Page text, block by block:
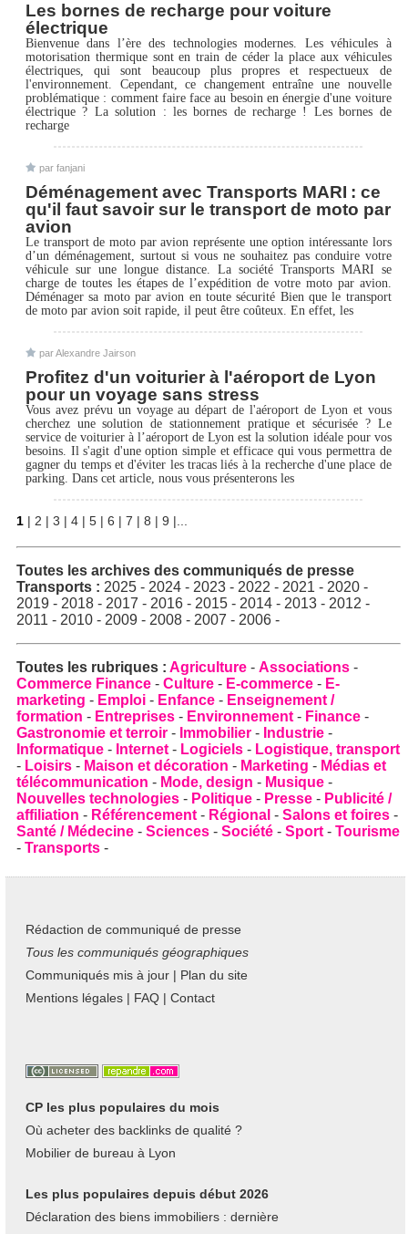
Les bornes de recharge pour voiture
électrique
Bienvenue dans l’ère des technologies modernes. Les véhicules à
motorisation thermique sont en train de céder la place aux véhicules
électriques, qui sont beaucoup plus propres et respectueux de
l'environnement. Cependant, ce changement entraîne une nouvelle
problématique : comment faire face au besoin en énergie d'une voiture
électrique ? La solution : les bornes de recharge ! Les bornes de
recharge
par fanjani
Déménagement avec Transports MARI : ce
qu'il faut savoir sur le transport de moto par
avion
Le transport de moto par avion représente une option intéressante lors
d’un déménagement, surtout si vous ne souhaitez pas conduire votre
véhicule sur une longue distance. La société Transports MARI se
charge de toutes les étapes de l’expédition de votre moto par avion.
Déménager sa moto par avion en toute sécurité Bien que le transport
de moto par avion soit rapide, il peut être coûteux. En effet, les
par Alexandre Jairson
Profitez d'un voiturier à l'aéroport de Lyon
pour un voyage sans stress
Vous avez prévu un voyage au départ de l'aéroport de Lyon et vous
cherchez une solution de stationnement pratique et sécurisée ? Le
service de voiturier à l’aéroport de Lyon est la solution idéale pour vos
besoins. Il s'agit d'une option simple et efficace qui vous permettra de
gagner du temps et d'éviter les tracas liés à la recherche d'une place de
parking. Dans cet article, nous vous présenterons les
1 | 2 | 3 | 4 | 5 | 6 | 7 | 8 | 9 |...
Toutes les archives des communiqués de presse
Transports : 2025 - 2024 - 2023 - 2022 - 2021 - 2020 -
2019 - 2018 - 2017 - 2016 - 2015 - 2014 - 2013 - 2012 -
2011 - 2010 - 2009 - 2008 - 2007 - 2006 -
Toutes les rubriques : Agriculture - Associations -
Commerce Finance - Culture - E-commerce - E-
marketing - Emploi - Enfance - Enseignement /
formation - Entreprises - Environnement - Finance -
Gastronomie et terroir - Immobilier - Industrie -
Informatique - Internet - Logiciels - Logistique, transport
- Loisirs - Maison et décoration - Marketing - Médias et
télécommunication - Mode, design - Musique -
Nouvelles technologies - Politique - Presse - Publicité /
affiliation - Référencement - Régional - Salons et foires -
Santé / Médecine - Sciences - Société - Sport - Tourisme
- Transports -
Rédaction de communiqué de presse
Tous les communiqués géographiques
Communiqués mis à jour | Plan du site
Mentions légales | FAQ | Contact
CP les plus populaires du mois
Où acheter des backlinks de qualité ?
Mobilier de bureau à Lyon
Les plus populaires depuis début 2026
Déclaration des biens immobiliers : dernière